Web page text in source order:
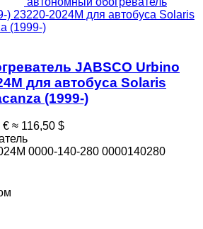
) 23220-2024M для автобуса Solaris
(1999-)
JABSCO Urbino
для автобуса Solaris
(1999-)
€ ≈ 116,50 $
0000-140-280 0000140280